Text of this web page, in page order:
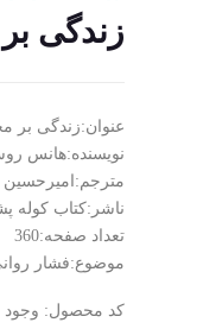
زندگی
عنوان:زندگی بر
نویسنده:هانس
ناشر:کتاب کوله
تعداد صفحه:360
موضوع:فشار
کد محصول: وجود